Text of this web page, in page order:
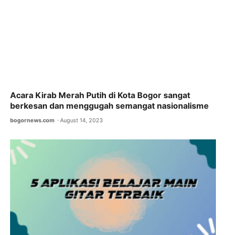
Acara Kirab Merah Putih di Kota Bogor sangat
berkesan dan menggugah semangat nasionalisme
bogornews.com August 14, 2023